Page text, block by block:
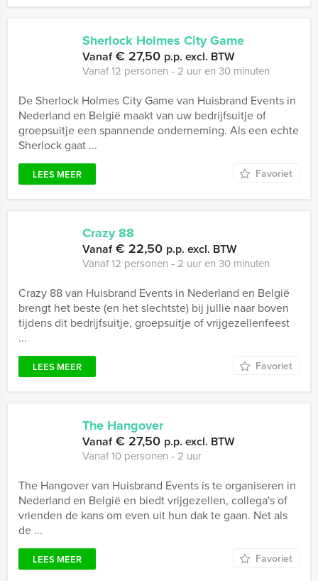
Sherlock Holmes City Game
Vanaf€ 27,50 p.p. excl. BTW
Vanaf 12 personen ‐ 2 uur en 30 minuten
De Sherlock Holmes City Game van Huisbrand Events in
Nederland en België maakt van uw bedrijfsuitje of
groepsuitje een spannende onderneming. Als een echte
Sherlock gaat ...
LEES MEER Favoriet
Crazy 88
Vanaf€ 22,50 p.p. excl. BTW
Vanaf 12 personen ‐ 2 uur en 30 minuten
Crazy 88 van Huisbrand Events in Nederland en België
brengt het beste (en het slechtste) bij jullie naar boven
tijdens dit bedrijfsuitje, groepsuitje of vrijgezellenfeest
...
LEES MEER Favoriet
The Hangover
Vanaf€ 27,50 p.p. excl. BTW
Vanaf 10 personen ‐ 2 uur
The Hangover van Huisbrand Events is te organiseren in
Nederland en België en biedt vrijgezellen, collega's of
vrienden de kans om even uit hun dak te gaan. Net als
de ...
LEES MEER Favoriet